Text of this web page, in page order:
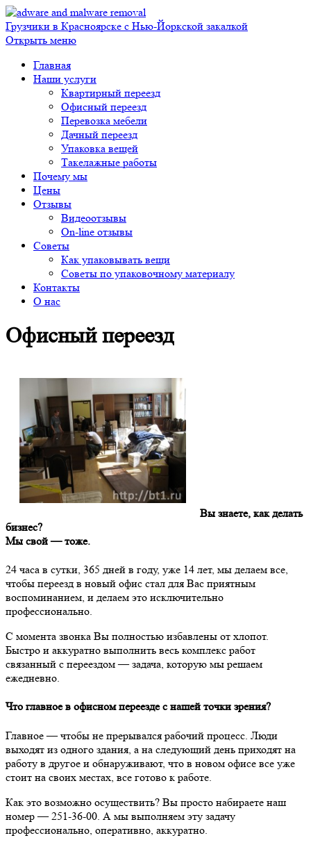
Грузчики в Красноярске с Нью-Йоркской закалкой
Открыть меню
Главная
Наши услуги
Квартирный переезд
Офисный переезд
Перевозка мебели
Дачный переезд
Упаковка вещей
Такелажные работы
Почему мы
Цены
Отзывы
Видеоотзывы
On-line отзывы
Советы
Как упаковывать вещи
Советы по упаковочному материалу
Контакты
О нас
Офисный переезд
Вы знаете, как делать
бизнес?
Мы свой — тоже.
24 часа в сутки, 365 дней в году, уже 14 лет, мы делаем все,
чтобы переезд в новый офис стал для Вас приятным
воспоминанием, и делаем это исключительно
профессионально.
С момента звонка Вы полностью избавлены от хлопот.
Быстро и аккуратно выполнить весь комплекс работ
связанный с переездом — задача, которую мы решаем
ежедневно.
Что главное в офисном переезде с нашей точки зрения?
Главное — чтобы не прерывался рабочий процесс. Люди
выходят из одного здания, а на следующий день приходят на
работу в другое и обнаруживают, что в новом офисе все уже
стоит на своих местах, все готово к работе.
Как это возможно осуществить? Вы просто набираете наш
номер — 251-36-00. А мы выполняем эту задачу
профессионально, оперативно, аккуратно.